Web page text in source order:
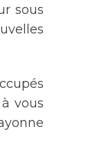
sous
vous